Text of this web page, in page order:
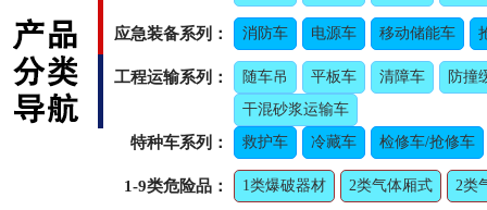
应急装备系列： 消防车 电源车 移动储能车
工程运输系列： 随车吊 平板车 清障车
防撞
干混砂浆运输车
特种车系列： 救护车 冷藏车 检修车/抢修车
1-9类危险品： 1类爆破器材 2类气体厢式 2类